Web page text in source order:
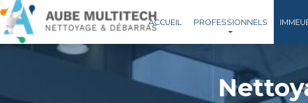
ACCUEIL PROFESSIONNELS